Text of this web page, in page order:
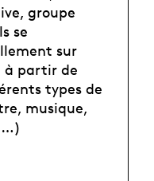
groupe
se
sur
à partir de
types de
musique,